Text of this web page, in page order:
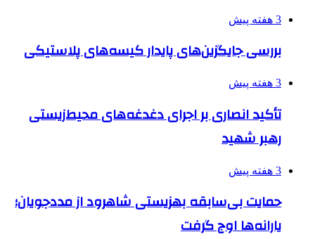
3 هفته پیش
بررسی جایگزین‌های پایدار کیسه‌های پلاستیکی
3 هفته پیش
تأکید انصاری بر اجرای دغدغه‌های محیط‌زیستی
رهبر شهید
3 هفته پیش
حمایت بی‌سابقه بهزیستی شاهرود از مددجویان؛
یارانه‌ها اوج گرفت